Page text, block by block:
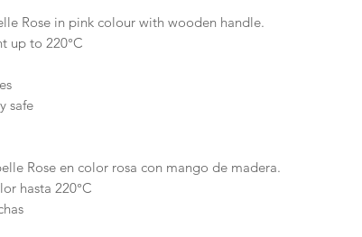
Rose in pink colour with wooden handle.
up to 220°C
safe
Rose en color rosa con mango de madera.
hasta 220°C